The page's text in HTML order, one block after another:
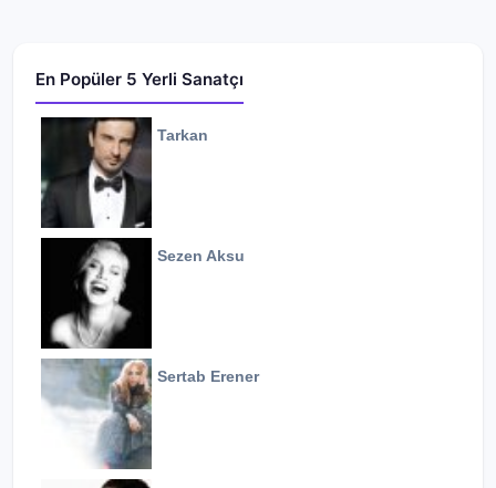
En Popüler 5 Yerli Sanatçı
Tarkan
Sezen Aksu
Sertab Erener